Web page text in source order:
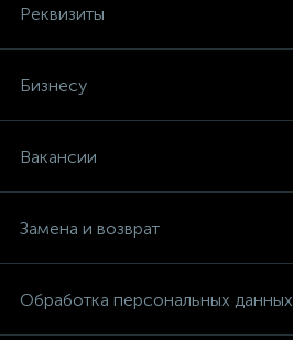
Реквизиты
Бизнесу
Вакансии
Замена и возврат
Обработка персональных данных